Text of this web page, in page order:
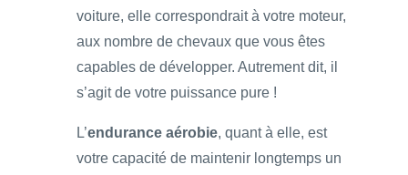
voiture, elle correspondrait à votre moteur,
aux nombre de chevaux que vous êtes
capables de développer. Autrement dit, il
s’agit de votre puissance pure !
L’endurance aérobie, quant à elle, est
votre capacité de maintenir longtemps un